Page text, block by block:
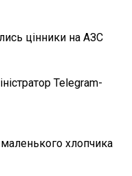
цінники на АЗС
Telegram-
хлопчика